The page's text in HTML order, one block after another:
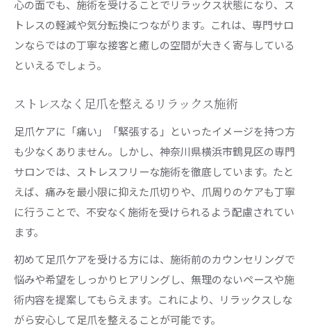
心の面でも、施術を受けることでリラックス状態になり、ス
トレスの軽減や気分転換につながります。これは、専門サロ
ンならではの丁寧な接客と癒しの空間が大きく寄与している
といえるでしょう。
ストレスなく足爪を整えるリラックス施術
足爪ケアに「痛い」「緊張する」といったイメージを持つ方
も少なくありません。しかし、神奈川県横浜市鶴見区の専門
サロンでは、ストレスフリーな施術を徹底しています。たと
えば、痛みを最小限に抑えた爪切りや、爪周りのケアも丁寧
に行うことで、不安なく施術を受けられるよう配慮されてい
ます。
初めて足爪ケアを受ける方には、施術前のカウンセリングで
悩みや希望をしっかりヒアリングし、無理のないペースや施
術内容を提案してもらえます。これにより、リラックスしな
がら安心して足爪を整えることが可能です。